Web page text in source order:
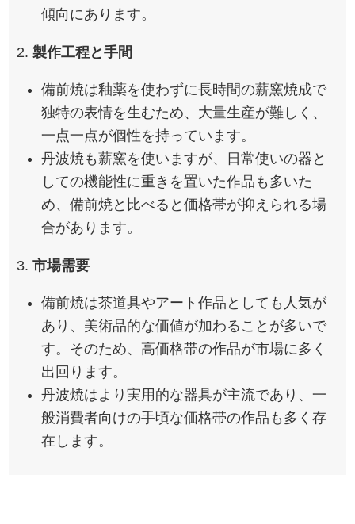
傾向にあります。
2. 製作工程と手間
備前焼は釉薬を使わずに長時間の薪窯焼成で
独特の表情を生むため、大量生産が難しく、
一点一点が個性を持っています。
丹波焼も薪窯を使いますが、日常使いの器と
しての機能性に重きを置いた作品も多いた
め、備前焼と比べると価格帯が抑えられる場
合があります。
3. 市場需要
備前焼は茶道具やアート作品としても人気が
あり、美術品的な価値が加わることが多いで
す。そのため、高価格帯の作品が市場に多く
出回ります。
丹波焼はより実用的な器具が主流であり、一
般消費者向けの手頃な価格帯の作品も多く存
在します。